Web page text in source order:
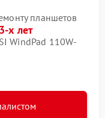
планшетов
х лет
WindPad 110W-